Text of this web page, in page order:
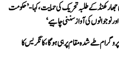
کے طلبہ تحریک کی حمایت، کہا- ’حکومت
نوجوانوں کی آواز سننی چاہیے‘
طے شدہ مقام پر ہی ہوگا، کانگریس کا